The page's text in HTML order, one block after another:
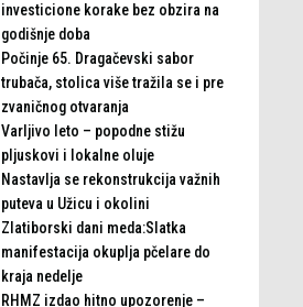
investicione korake bez obzira na
godišnje doba
Počinje 65. Dragačevski sabor
trubača, stolica više tražila se i pre
zvaničnog otvaranja
Varljivo leto – popodne stižu
pljuskovi i lokalne oluje
Nastavlja se rekonstrukcija važnih
puteva u Užicu i okolini
Zlatiborski dani meda:Slatka
manifestacija okuplja pčelare do
kraja nedelje
RHMZ izdao hitno upozorenje –